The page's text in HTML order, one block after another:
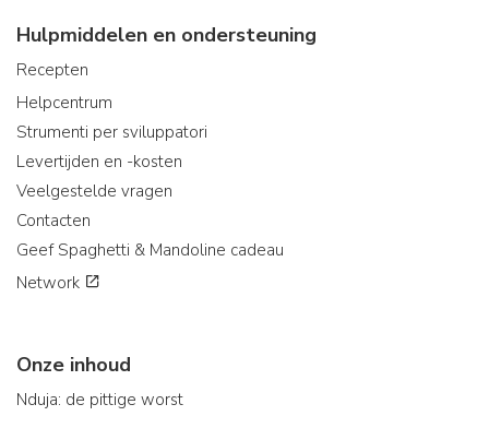
Hulpmiddelen en ondersteuning
Recepten
Helpcentrum
Strumenti per sviluppatori
Levertijden en -kosten
Veelgestelde vragen
Contacten
Geef Spaghetti & Mandoline cadeau
Network
Onze inhoud
Nduja: de pittige worst